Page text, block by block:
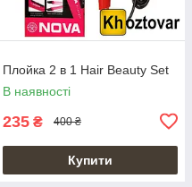
Плойка 2 в 1 Hair Beauty Set
В наявності
235 ₴ 400 ₴
Купити